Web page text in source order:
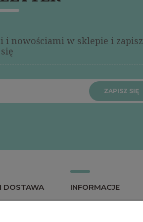
i nowościami w sklepie i zapisz
się
ZAPISZ SIĘ
DOSTAWA INFORMACJE